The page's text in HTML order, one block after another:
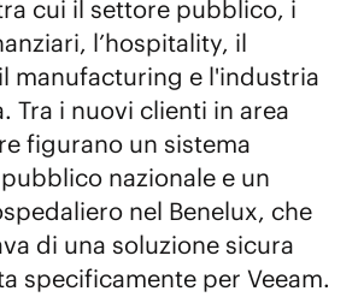
cui il settore pubblico, i
l’hospitality, il
manufacturing e l'industria
Tra i nuovi clienti in area
figurano un sistema
nazionale e un
nel Benelux, che
di una soluzione sicura
specificamente per Veeam.